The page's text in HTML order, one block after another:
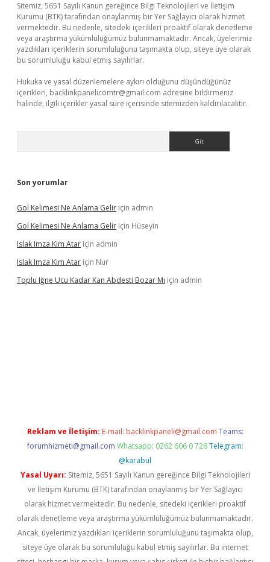
Sitemiz, 5651 Sayılı Kanun gereğince Bilgi Teknolojileri ve İletişim
Kurumu (BTK) tarafından onaylanmış bir Yer Sağlayıcı olarak hizmet
vermektedir. Bu nedenle, sitedeki içerikleri proaktif olarak denetleme
veya araştırma yükümlülüğümüz bulunmamaktadır. Ancak, üyelerimiz
yazdıkları içeriklerin sorumluluğunu taşımakta olup, siteye üye olarak
bu sorumluluğu kabul etmiş sayılırlar.
Hukuka ve yasal düzenlemelere aykırı olduğunu düşündüğünüz
içerikleri, backlinkpanelicomtr@gmail.com adresine bildirmeniz
halinde, ilgili içerikler yasal süre içerisinde sitemizden kaldırılacaktır.
Son yorumlar
Gol Kelimesi Ne Anlama Gelir için admin
Gol Kelimesi Ne Anlama Gelir için Hüseyin
Islak Imza Kim Atar için admin
Islak Imza Kim Atar için Nur
Toplu Iğne Ucu Kadar Kan Abdesti Bozar Mı için admin
Reklam ve İletişim: E-mail: backlinkpaneli@gmail.com Teams:
forumhizmeti@gmail.com Whatsapp: 0262 606 0 726 Telegram:
@karabul
Yasal Uyarı: Sitemiz, 5651 Sayılı Kanun gereğince Bilgi Teknolojileri
ve İletişim Kurumu (BTK) tarafından onaylanmış bir Yer Sağlayıcı
olarak hizmet vermektedir. Bu nedenle, sitedeki içerikleri proaktif
olarak denetleme veya araştırma yükümlülüğümüz bulunmamaktadır.
Ancak, üyelerimiz yazdıkları içeriklerin sorumluluğunu taşımakta olup,
siteye üye olarak bu sorumluluğu kabul etmiş sayılırlar. Bu internet